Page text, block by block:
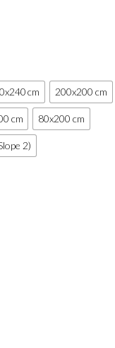
cm 200x200 cm
cm 80x200 cm
2)